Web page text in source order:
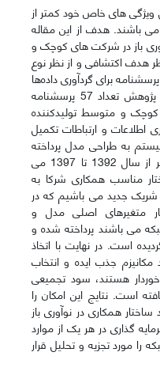
های خاص خود کمتر از
باشند. هدف از این مقاله
باز در شرکت های کوچک و
هدف اکتشافی و از نظر نوع
برای گردآوری داده‌ها
استفاده شده است. به‌منظور انجام پژوهش تعداد 57 پرسشنامه
و متوسط تولیدکننده
اطلاعات و ارتباطات تکمیل
به طراحی مدل پرداخته
شده است. افق زمانی پژوهش حاضر از سال 1392 تا 1397 می
مناسب همکاری شرکا به
شریک جدید می باشیم که در
متغیرهای اصلی مدل و
می باشند پرداخته شده و
است. در نهایت با اتخاذ
جذب ایده و انتخاب
هستند، سود تجمیعی
است. نتایج این امکان را
همکاری در نوآوری باز
گذاری در هر یک از موارد
را مورد تجزیه و تحلیل قرار